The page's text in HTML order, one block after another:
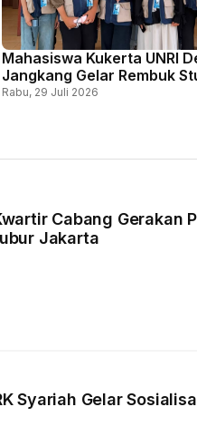
Mahasiswa Kukerta UNRI
Jangkang Gelar Rembuk
Perkuat Edukasi
Rabu, 29 Juli 2026
Cabang Gerakan
Jakarta
Syariah Gelar